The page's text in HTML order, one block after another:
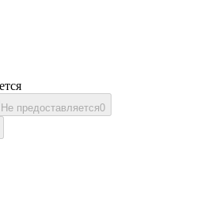
Не предоставляется0